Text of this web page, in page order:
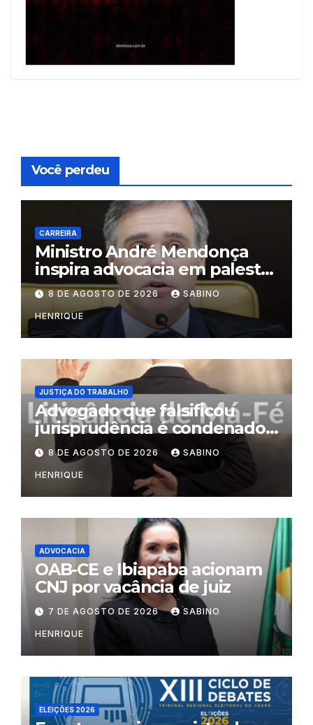
Você perdeu
CARREIRA
Ministro André Mendonça
inspira advocacia em palestra
na OAB do Rio
8 DE AGOSTO DE 2026 SABINO
HENRIQUE
JUSTIÇA DO TRABALHO
Advogado que falsificou
jurisprudência é condenado
por litigância de má-fé
8 DE AGOSTO DE 2026 SABINO
HENRIQUE
ADVOCACIA
OAB-CE e Ibiapaba acionam
CNJ por vacância de juiz
7 DE AGOSTO DE 2026 SABINO
HENRIQUE
ELEIÇÕES 2026